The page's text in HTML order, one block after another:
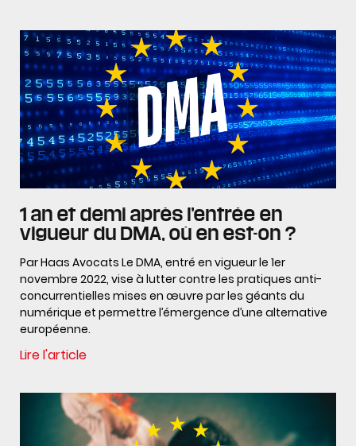
1 an et demi après l’entrée en
vigueur du DMA, où en est-on ?
Par Haas Avocats Le DMA, entré en vigueur le 1er
novembre 2022, vise à lutter contre les pratiques anti-
concurrentielles mises en œuvre par les géants du
numérique et permettre l’émergence d’une alternative
européenne.
Lire l'article